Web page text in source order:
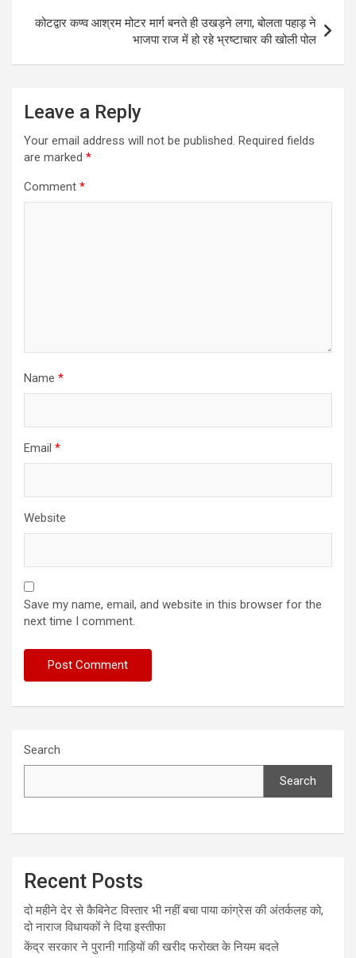
p k e
m
कोटद्वार कण्व आश्रम मोटर मार्ग बनते ही उखड़ने लगा, बोलता पहाड़ ने
भाजपा राज में हो रहे भ्रष्टाचार की खोली पोल
Leave a Reply
Your email address will not be published. Required fields
are marked *
Comment *
Name *
Email *
Website
Save my name, email, and website in this browser for the
next time I comment.
Search
Search
Recent Posts
दो महीने देर से कैबिनेट विस्तार भी नहीं बचा पाया कांग्रेस की अंतर्कलह को,
दो नाराज विधायकों ने दिया इस्तीफा
केंद्र सरकार ने पुरानी गाड़ियों की खरीद फरोख्त के नियम बदले